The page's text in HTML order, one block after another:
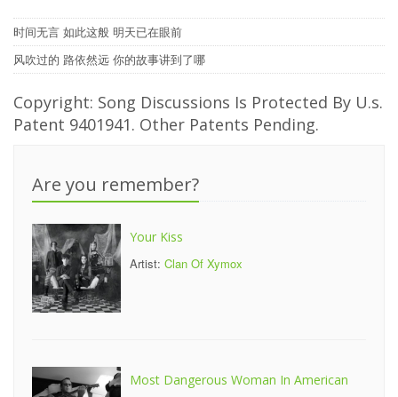
时间无言 如此这般 明天已在眼前
风吹过的 路依然远 你的故事讲到了哪
Copyright: Song Discussions Is Protected By U.s.
Patent 9401941. Other Patents Pending.
Are you remember?
Your Kiss
Artist: Clan Of Xymox
Most Dangerous Woman In American